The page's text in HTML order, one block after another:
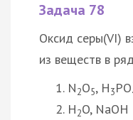
Задача 78
Оксид серы(VI)
из веществ в
N2O5, H3PO
H2O, NaOH